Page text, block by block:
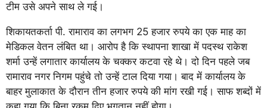
टीम उसे अपने साथ ले गई।
शिकायतकर्ता पी. रामाराव का लगभग 25 हजार रुपये का एक माह का
मेडिकल वेतन लंबित था। आरोप है कि स्थापना शाखा में पदस्थ राकेश
शर्मा उन्हें लगातार कार्यालय के चक्कर कटवा रहे थे। दो दिन पहले जब
रामाराव नगर निगम पहुंचे तो उन्हें टाल दिया गया। बाद में कार्यालय के
बाहर मुलाकात के दौरान तीन हजार रुपये की मांग रखी गई। साफ शब्दों में